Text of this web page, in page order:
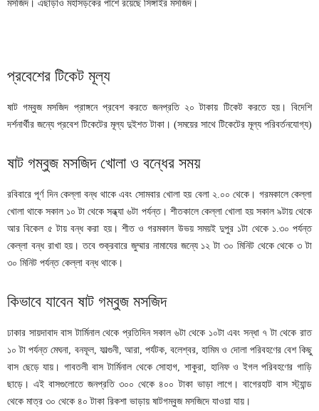
মসজিদ। এছাড়াও মহাসড়কের পাশে রয়েছে সিঙ্গাইর মসজিদ।
প্রবেশের টিকেট মূল্য
ষাট গম্বুজ মসজিদ প্রাঙ্গনে প্রবেশ করতে জনপ্রতি ২০ টাকায় টিকেট করতে হয়। বিদেশি
দর্শনার্থীর জন্যে প্রবেশ টিকেটের মূল্য দুইশত টাকা। (সময়ের সাথে টিকেটের মূল্য পরিবর্তনযোগ্য)
ষাট গম্বুজ মসজিদ খোলা ও বন্ধের সময়
রবিবারে পূর্ণ দিন কেল্লা বন্ধ থাকে এবং সোমবার খোলা হয় বেলা ২.০০ থেকে। গরমকালে কেল্লা
খোলা থাকে সকাল ১০ টা থেকে সন্ধ্যা ৬টা পর্যন্ত। শীতকালে কেল্লা খোলা হয় সকাল ৯টায় থেকে
আর বিকেল ৫ টায় বন্ধ করা হয়। শীত ও গরমকাল উভয় সময়ই দুপুর ১টা থেকে ১.৩০ পর্যন্ত
কেল্লা বন্ধ রাখা হয়। তবে শুক্রবারে জুম্মার নামাযের জন্যে ১২ টা ৩০ মিনিট থেকে থেকে ৩ টা
৩০ মিনিট পর্যন্ত কেল্লা বন্ধ থাকে।
কিভাবে যাবেন ষাট গম্বুজ মসজিদ
ঢাকার সায়দাবাদ বাস টার্মিনাল থেকে প্রতিদিন সকাল ৬টা থেকে ১০টা এবং সন্ধা ৭ টা থেকে রাত
১০ টা পর্যন্ত মেঘনা, বনফূল, ফাল্গুনী, আরা, পর্যটক, বলেশ্বর, হামিম ও দোলা পরিবহণের বেশ কিছু
বাস ছেড়ে যায়। গাবতলী বাস টার্মিনাল থেকে সোহাগ, শাকুরা, হানিফ ও ইগল পরিবহণের গাড়ি
ছাড়ে। এই বাসগুলোতে জনপ্রতি ৩০০ থেকে ৪০০ টাকা ভাড়া লাগে। বাগেরহাট বাস স্ট্যান্ড
থেকে মাত্র ৩০ থেকে ৪০ টাকা রিকশা ভাড়ায় ষাটগম্বুজ মসজিদে যাওয়া যায়।